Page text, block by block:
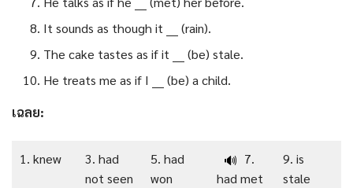
It sounds as though it ___ (rain).
The cake tastes as if it ___ (be) stale.
He treats me as if I ___ (be) a child.
เฉลย:
1. knew
3. had
not seen
5. had
won
🔊 7.
had met
9. is
stale